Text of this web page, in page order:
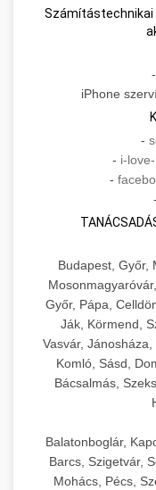
Számítástechnikai
-
iPhone
-
- i-
-
-
Budapest, Győr,
Győr, Pápa,
Ják, Körmend,
Vasvár,
Komló, Sásd,
Bácsalmás,
Balatonboglár,
Barcs, Szigetvár,
Mohács, Pécs,